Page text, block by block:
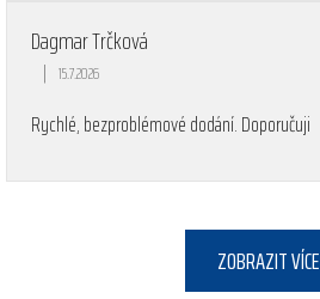
Dagmar Trčková
Hodnocení obchodu je 5 z 5 hvězdiček.
| 15.7.2026
Rychlé, bezproblémové dodání. Doporučuji
ZOBRAZIT VÍCE